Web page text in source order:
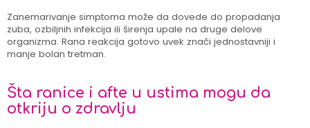
Zanemarivanje simptoma može da dovede do propadanja
zuba, ozbiljnih infekcija ili širenja upale na druge delove
organizma. Rana reakcija gotovo uvek znači jednostavniji i
manje bolan tretman.
Šta ranice i afte u ustima mogu da
otkriju o zdravlju